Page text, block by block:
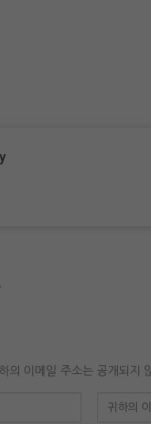
의 이메일 주소는 공개되지